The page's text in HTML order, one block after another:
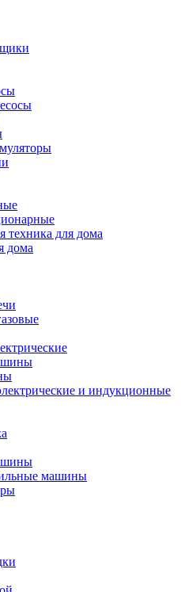
техника для дома
дома
и индукционные
машины